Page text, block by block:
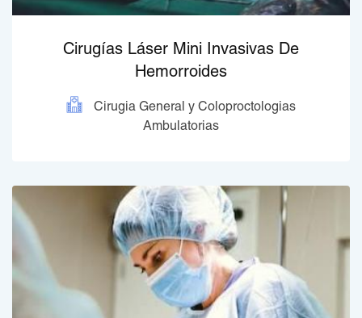
Cirugías Láser Mini Invasivas De
Hemorroides
Cirugia General y Coloproctologias
Ambulatorias